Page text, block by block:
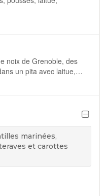
noix de Grenoble, des
marinées,
et carottes